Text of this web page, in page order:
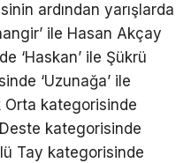
ardından yarışlarda
ile Hasan Akçay
‘Haskan’ ile Şükrü
‘Uzunağa’ ile
Orta kategorisinde
kategorisinde
Tay kategorisinde